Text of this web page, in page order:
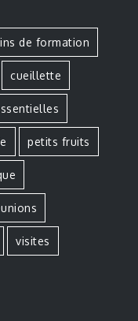
de formation
cueillette
petits fruits
visites